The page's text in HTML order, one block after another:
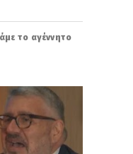
το αγέννητο